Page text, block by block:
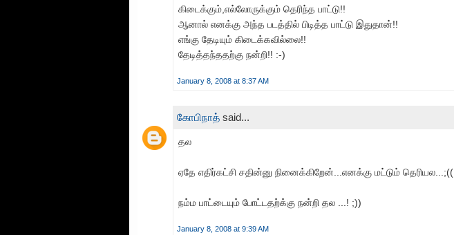
கிடைக்கும்,எல்லோருக்கும் தெரிந்த பாட்டு!!
ஆனால் எனக்கு அந்த படத்தில் பிடித்த பாட்டு இதுதான்!!
எங்கு தேடியும் கிடைக்கவில்லை!!
தேடித்தந்ததற்கு நன்றி!! :-)
January 8, 2008 at 8:37 AM
கோபிநாத் said...
தல
ஏதே எதிர்கட்சி சதின்னு நினைக்கிறேன்...எனக்கு மட்டும் தெரியல...;((
நம்ம பாட்டையும் போட்டதற்க்கு நன்றி தல ...! ;))
January 8, 2008 at 9:39 AM